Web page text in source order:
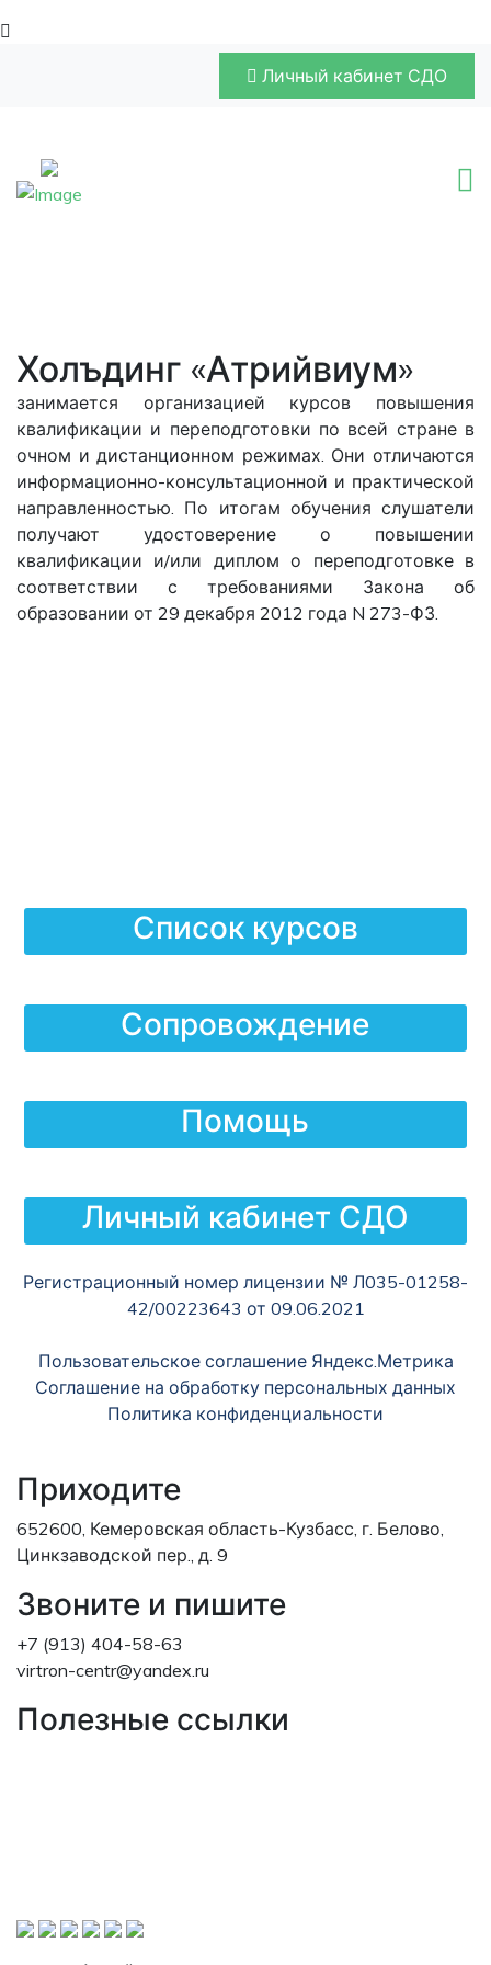
Личный кабинет СДО
Холъдинг «Атрийвиум»
занимается организацией курсов повышения
квалификации и переподготовки по всей стране в
очном и дистанционном режимах. Они отличаются
информационно-консультационной и практической
направленностью. По итогам обучения слушатели
получают удостоверение о повышении
квалификации и/или диплом о переподготовке в
соответствии с требованиями Закона об
образовании от 29 декабря 2012 года N 273-ФЗ.
Список курсов
Сопровождение
Помощь
Личный кабинет СДО
Регистрационный номер лицензии № Л035-01258-
42/00223643 от 09.06.2021
Пользовательское соглашение Яндекс.Метрика
Соглашение на обработку персональных данных
Политика конфиденциальности
Приходите
652600, Кемеровская область-Кузбасс, г. Белово,
Цинкзаводской пер., д. 9
Звоните и пишите
+7 (913) 404-58-63
virtron-centr@yandex.ru
Полезные ссылки